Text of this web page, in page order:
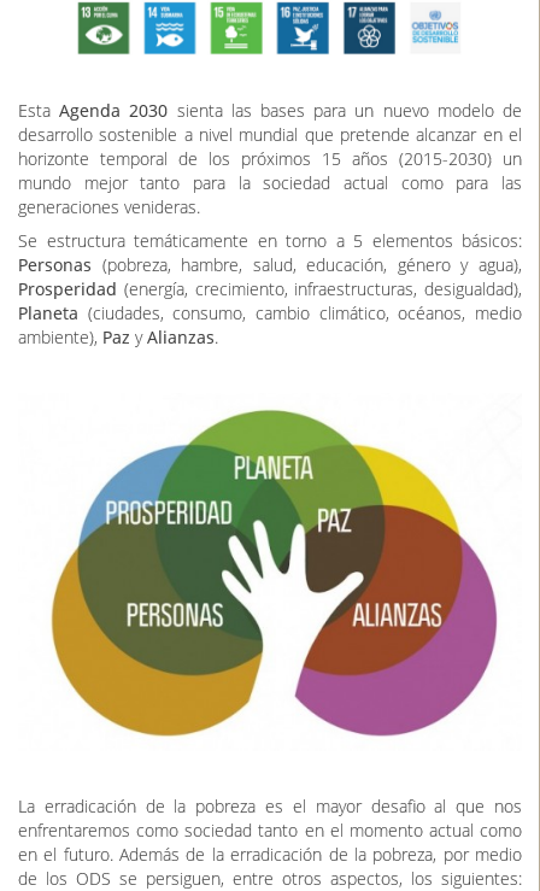
EstaAgenda 2030 sienta las bases para un nuevo modelo de
desarrollo sostenible a nivel mundial que pretende alcanzar en el
horizonte temporal de los próximos 15 años (2015-2030) un
mundo mejor tanto para la sociedad actual como para las
generaciones venideras.
Se estructura temáticamente en torno a 5 elementos básicos:
Personas (pobreza, hambre, salud, educación, género y agua),
Prosperidad (energía, crecimiento, infraestructuras, desigualdad),
Planeta (ciudades, consumo, cambio climático, océanos, medio
ambiente), Paz yAlianzas.
La erradicación de la pobreza es el mayor desafio al que nos
enfrentaremos como sociedad tanto en el momento actual como
en el futuro. Además de la erradicación de la pobreza, por medio
de los ODS se persiguen, entre otros aspectos, los siguientes: